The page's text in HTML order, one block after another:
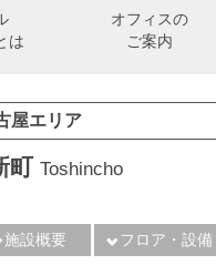
は
オフィスの
ご案内
屋エリア
町 Toshincho
施設概要 フロア・設備